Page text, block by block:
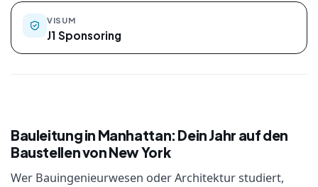
VISUM
J1 Sponsoring
Bauleitung in Manhattan: Dein Jahr auf den
Baustellen von New York
Wer Bauingenieurwesen oder Architektur studiert,